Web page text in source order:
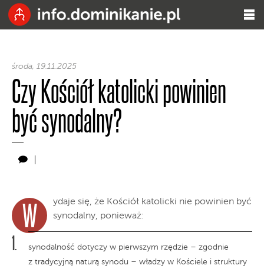
środa, 19.11.2025
Czy Kościół katolicki powinien
być synodalny?
W
ydaje się, że Kościół katolicki nie powinien być
synodalny, ponieważ:
synodalność dotyczy w pierwszym rzędzie – zgodnie
z tradycyjną naturą synodu – władzy w Kościele i struktury